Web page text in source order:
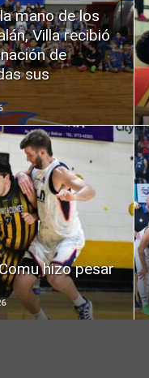
mano de los
Villa recibió
de
sus
hizo pesar